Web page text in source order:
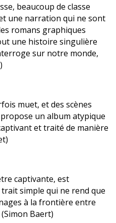
beaucoup de classe
une narration qui ne sont
romans graphiques
une histoire singulière
sur notre monde,
muet, et des scènes
un album atypique
et traité de manière
captivante, est
simple qui ne rend que
à la frontière entre
Baert)